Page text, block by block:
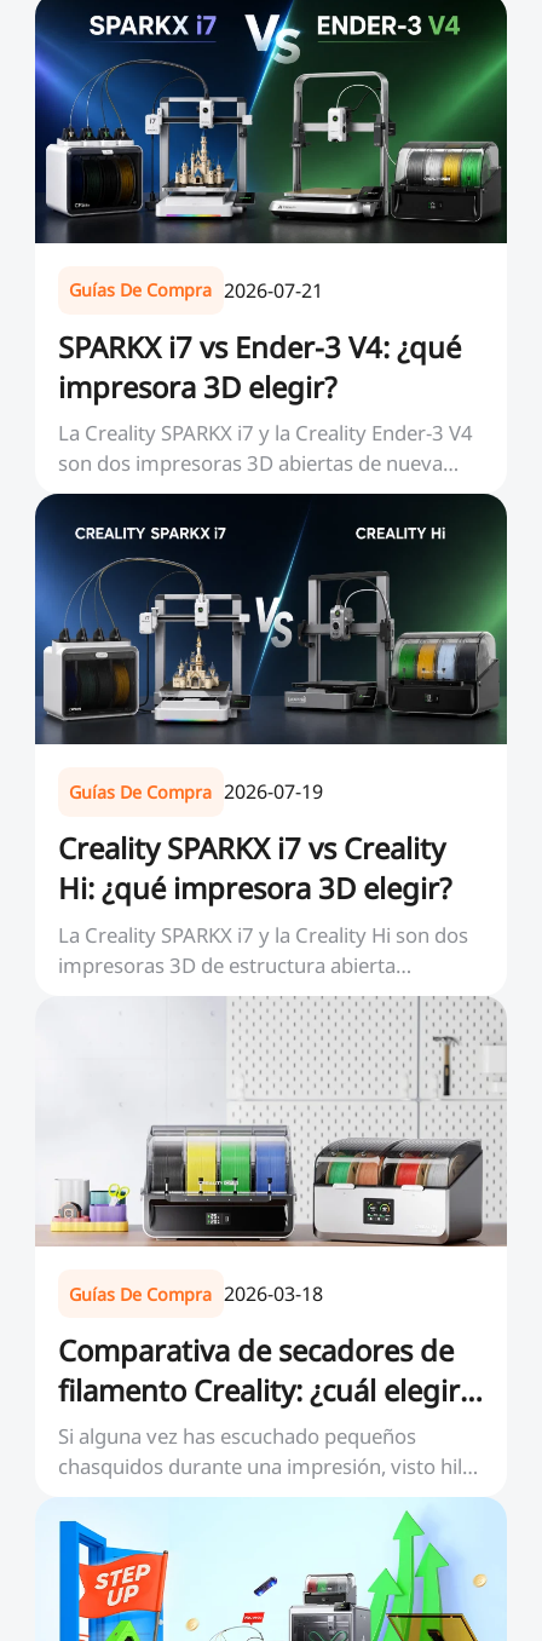
Guías De Compra 2026-07-21
SPARKX i7 vs Ender-3 V4: ¿qué
impresora 3D elegir?
La Creality SPARKX i7 y la Creality Ender-3 V4
son dos impresoras 3D abiertas de nueva
generación...
Guías De Compra 2026-07-19
Creality SPARKX i7 vs Creality
Hi: ¿qué impresora 3D elegir?
La Creality SPARKX i7 y la Creality Hi son dos
impresoras 3D de estructura abierta
orientadas a u...
Guías De Compra 2026-03-18
Comparativa de secadores de
filamento Creality: ¿cuál elegir
en 2026?
Si alguna vez has escuchado pequeños
chasquidos durante una impresión, visto hilos
finos como tel...